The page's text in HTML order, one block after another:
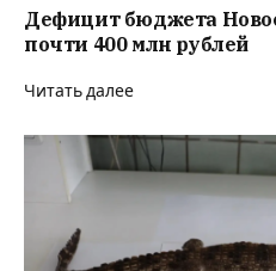
Дефицит бюджета
почти 400 млн рублей
Читать далее